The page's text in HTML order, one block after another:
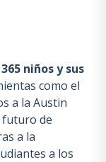
niños y sus
como el
a la Austin
futuro de
a la
a los